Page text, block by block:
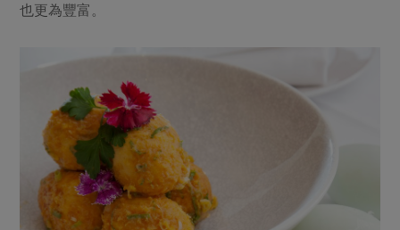
樂齡友善
地區活動
社務會議
活動報下載
也更為豐富。